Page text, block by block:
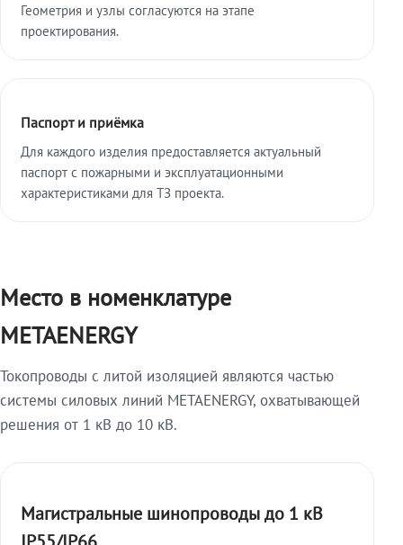
Геометрия и узлы согласуются на этапе
проектирования.
Паспорт и приёмка
Для каждого изделия предоставляется актуальный
паспорт с пожарными и эксплуатационными
характеристиками для ТЗ проекта.
Место в номенклатуре
METAENERGY
Токопроводы с литой изоляцией являются частью
системы силовых линий METAENERGY, охватывающей
решения от 1 кВ до 10 кВ.
Магистральные шинопроводы до 1 кВ